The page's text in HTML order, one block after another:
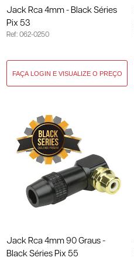
Jack Rca 4mm - Black Séries
Pix 53
Ref: 062-0250
Jack Rca 4mm 90 Graus -
Black Séries Pix 55